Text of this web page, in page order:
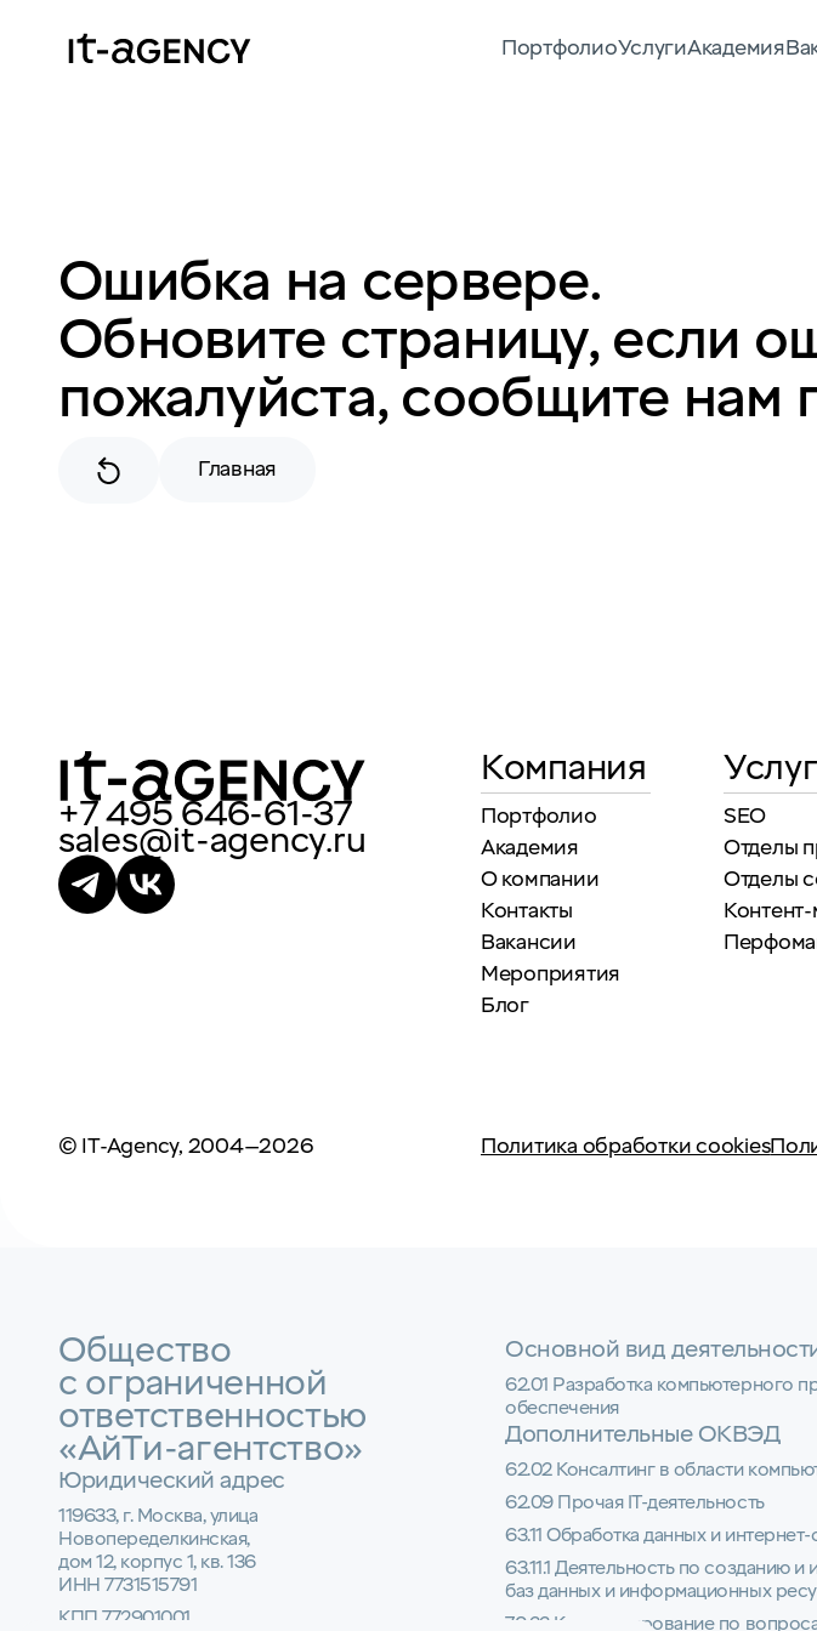
ПортфолиоУслугиАкадемия
Ошибка на сервере.
Обновите страницу, если
пожалуйста, сообщите нам
Главная
+7 495 646-61-37
sales@it-agency.ru
Компания
Портфолио
Академия
О компании
Контакты
Вакансии
Мероприятия
Блог
SEO
Отделы
Отделы
© IT-Agency, 2004—2026 Политика обработки cookies
Общество
с ограниченной
ответственностью
«АйТи-агентство»
Юридический адрес
119633, г. Москва, улица
Новопеределкинская,
дом 12, корпус 1, кв. 136
ИНН 7731515791
КПП 772901001
Основной вид
62.01 Разработка компьютерного
обеспечения
Дополнительные ОКВЭД
62.02 Консалтинг в области
62.09 Прочая IT-деятельность
63.11 Обработка данных и
63.11.1 Деятельность по созданию
баз данных и информационных
70.22 Консультирование по